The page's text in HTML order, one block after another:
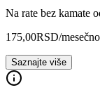
Na rate bez kamate
175,00RSD/mesečno
Saznajte više